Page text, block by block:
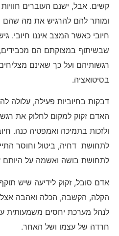
קשים. אבל, ישנם העוברים
ומותר להם להרגיש את מה שהם
חיובי כאשר המצב איננו חיובי.
שבשיתוף במצוקתם הם
רגשותיהם ועל כך שאינם
בסיטואציה.
דבקות בחיוביות פעילה, עלולה
האדם זקוק למקום לחלוק את
ולזכות בתמיכה ואמפטיה כנה.
לתחושת דחיה, ביטול וחוסר
לתחושת בושה ואשמה על היותם
אדם סובל, זקוק לידיעה שיש
הקלה, הקשבה, הכלה ואהבה
לנהל מערכת יחסים משמעותית
חרדה של עצמו ושל האחר.